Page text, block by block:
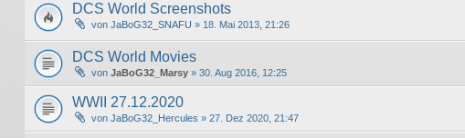
DCS World Screenshots
von JaBoG32_SNAFU » 18. Mai 2013, 21:26
DCS World Movies
von JaBoG32_Marsy » 30. Aug 2016, 12:25
WWII 27.12.2020
von JaBoG32_Hercules » 27. Dez 2020, 21:47